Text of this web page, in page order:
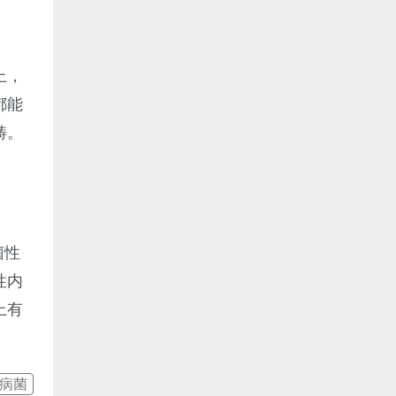
能
性
内
有
病菌